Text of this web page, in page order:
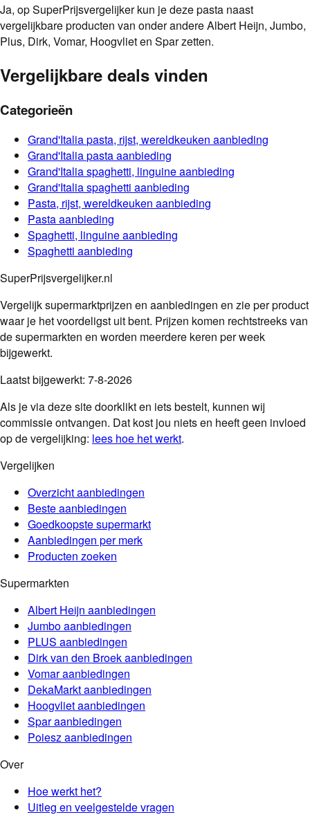
Ja, op SuperPrijsvergelijker kun je deze pasta naast
vergelijkbare producten van onder andere Albert Heijn, Jumbo,
Plus, Dirk, Vomar, Hoogvliet en Spar zetten.
Vergelijkbare deals vinden
Categorieën
Grand'Italiapasta, rijst, wereldkeuken aanbieding
Grand'Italiapastaaanbieding
Grand'Italiaspaghetti, linguineaanbieding
Grand'Italiaspaghetti aanbieding
Pasta, rijst, wereldkeuken aanbieding
Pastaaanbieding
Spaghetti, linguineaanbieding
Spaghetti aanbieding
SuperPrijsvergelijker.nl
Vergelijk supermarktprijzen en aanbiedingen en zie per product
waar je het voordeligst uit bent. Prijzen komen rechtstreeks van
de supermarkten en worden meerdere keren per week
bijgewerkt.
Laatst bijgewerkt: 7-8-2026
Als je via deze site doorklikt en iets bestelt, kunnen wij
commissie ontvangen. Dat kost jou niets en heeft geen invloed
op de vergelijking: lees hoe het werkt.
Vergelijken
Overzicht aanbiedingen
Beste aanbiedingen
Goedkoopste supermarkt
Aanbiedingen per merk
Producten zoeken
Supermarkten
Albert Heijn aanbiedingen
Jumboaanbiedingen
PLUS aanbiedingen
Dirk van den Broekaanbiedingen
Vomaraanbiedingen
DekaMarktaanbiedingen
Hoogvlietaanbiedingen
Sparaanbiedingen
Poieszaanbiedingen
Over
Hoe werkt het?
Uitleg en veelgestelde vragen